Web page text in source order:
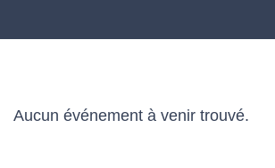
Aucun événement à venir trouvé.